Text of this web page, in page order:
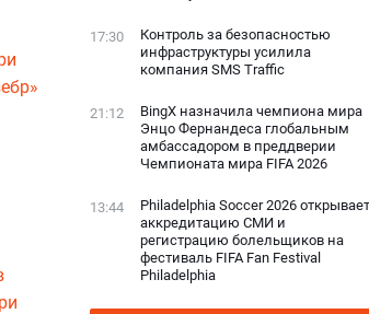
17:30
Контроль за безопасностью
инфраструктуры усилила
компания SMS Traffic
21:12
BingX назначила чемпиона мира
Энцо Фернандеса глобальным
амбассадором в преддверии
Чемпионата мира FIFA 2026
13:44
Philadelphia Soccer 2026 открывает
аккредитацию СМИ и
регистрацию болельщиков на
фестиваль FIFA Fan Festival
Philadelphia